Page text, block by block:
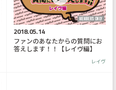
MEMBER'S ONLY
2018.05.14
ファンのあなたからの質問にお
答えします！！【レイヴ編】
レイヴ